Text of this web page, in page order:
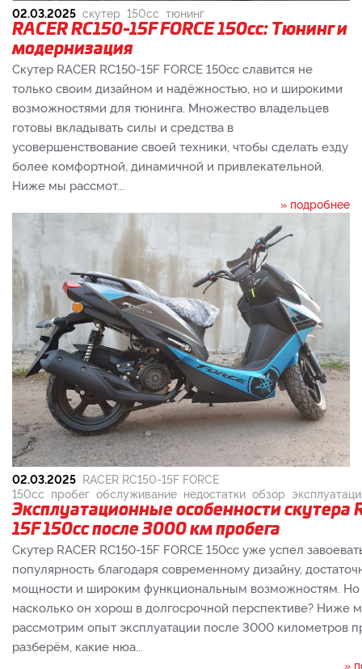
02.03.2025 скутер 150cc тюнинг
RACER RC150-15F FORCE 150cc: Тюнинг и
модернизация
Скутер RACER RC150-15F FORCE 150cc славится не
только своим дизайном и надёжностью, но и широкими
возможностями для тюнинга. Множество владельцев
готовы вкладывать силы и средства в
усовершенствование своей техники, чтобы сделать езду
более комфортной, динамичной и привлекательной.
Ниже мы рассмот...
» подробнее
02.03.2025 RACER RC150-15F FORCE
150cc пробег обслуживание недостатки обзор
Эксплуатационные особенности скутера
15F 150cc после 3000 км пробега
Скутер RACER RC150-15F FORCE 150cc уже успел
популярность благодаря современному дизайну,
мощности и широким функциональным возможностям. Но
насколько он хорош в долгосрочной перспективе? Ниже
рассмотрим опыт эксплуатации после 3000 километров
разберём, какие нюа...
»